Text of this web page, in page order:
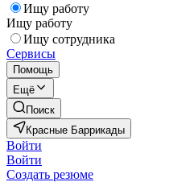
Ищу работу
Ищу работу
Ищу сотрудника
Сервисы
Помощь
Ещё
Поиск
Красные Баррикады
Войти
Войти
Создать резюме